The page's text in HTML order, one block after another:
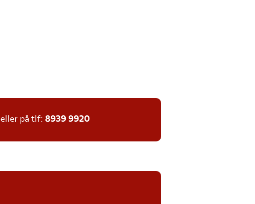
eller på tlf: 8939 9920